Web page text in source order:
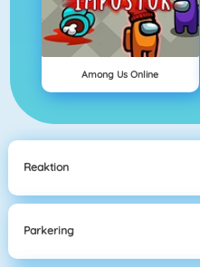
Among Us Online
Reaktion
Parkering